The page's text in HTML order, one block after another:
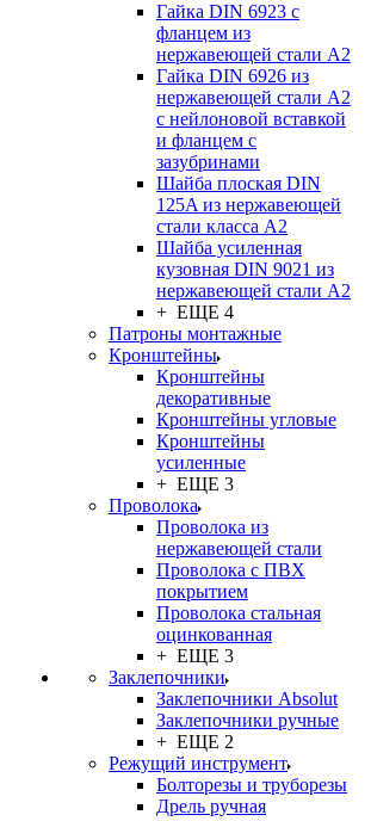
Гайка DIN 6923 с
фланцем из
нержавеющей стали А2
Гайка DIN 6926 из
нержавеющей стали А2
с нейлоновой вставкой
и фланцем с
зазубринами
Шайба плоская DIN
125A из нержавеющей
стали класса A2
Шайба усиленная
кузовная DIN 9021 из
нержавеющей стали А2
+ ЕЩЕ 4
Патроны монтажные
Кронштейны
Кронштейны
декоративные
Кронштейны угловые
Кронштейны
усиленные
+ ЕЩЕ 3
Проволока
Проволока из
нержавеющей стали
Проволока с ПВХ
покрытием
Проволока стальная
оцинкованная
+ ЕЩЕ 3
Заклепочники
Заклепочники Absolut
Заклепочники ручные
+ ЕЩЕ 2
Режущий инструмент
Болторезы и труборезы
Дрель ручная